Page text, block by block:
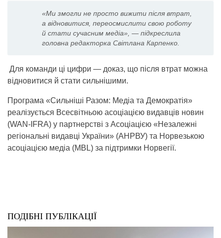
«Ми змогли не просто вижити після втрат,
а відновитися, переосмислити свою роботу
й стати сучасним медіа», — підкреслила
головна редакторка Світлана Карпенко.
Для команди ці цифри — доказ, що після втрат можна
відновитися й стати сильнішими.
Програма «Сильніші Разом: Медіа та Демократія»
реалізується Всесвітньою асоціацією видавців новин
(WAN-IFRA) у партнерстві з Асоціацією «Незалежні
регіональні видавці України» (АНРВУ) та Норвезькою
асоціацією медіа (MBL) за підтримки Норвегії.
ПОДІБНІ ПУБЛІКАЦІЇ